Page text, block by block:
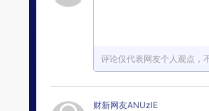
评论仅代表网友个人观点，
财新网友ANUzlE